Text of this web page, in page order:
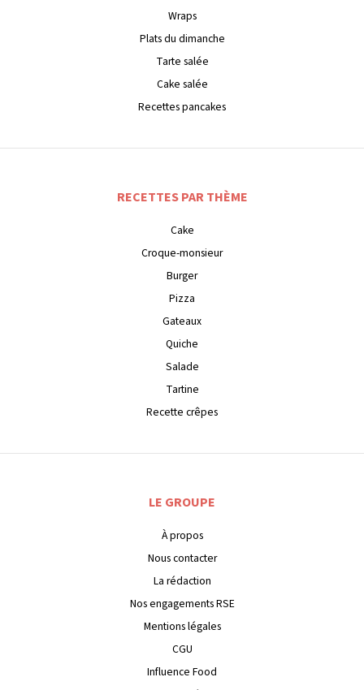
Wraps
Plats du dimanche
Tarte salée
Cake salée
Recettes pancakes
RECETTES PAR THÈME
Cake
Croque-monsieur
Burger
Pizza
Gateaux
Quiche
Salade
Tartine
Recette crêpes
LE GROUPE
À propos
Nous contacter
La rédaction
Nos engagements RSE
Mentions légales
CGU
Influence Food